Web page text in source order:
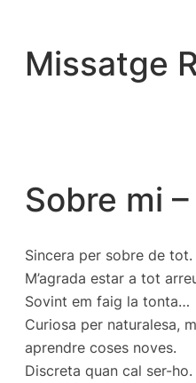
contingut
Missatge
Sobre mi
Sincera per sobre de
M’agrada estar a tot
Sovint em faig la tonta…
Curiosa per naturalesa,
aprendre coses noves.
Discreta quan cal ser-ho.